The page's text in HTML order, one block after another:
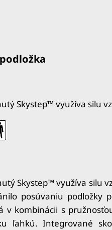
Skystep™ využíva silu
Skystep™ využíva silu
posúvaniu podložky
v kombinácii s
ľahkú.Integrované